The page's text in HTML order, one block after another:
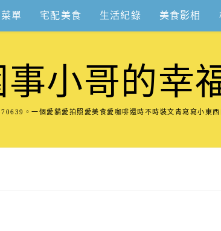
菜單 宅配美食 生活紀錄 美食影相
事小哥的幸
。一個愛貓愛拍照愛美食愛咖啡還時不時裝文青寫寫小東